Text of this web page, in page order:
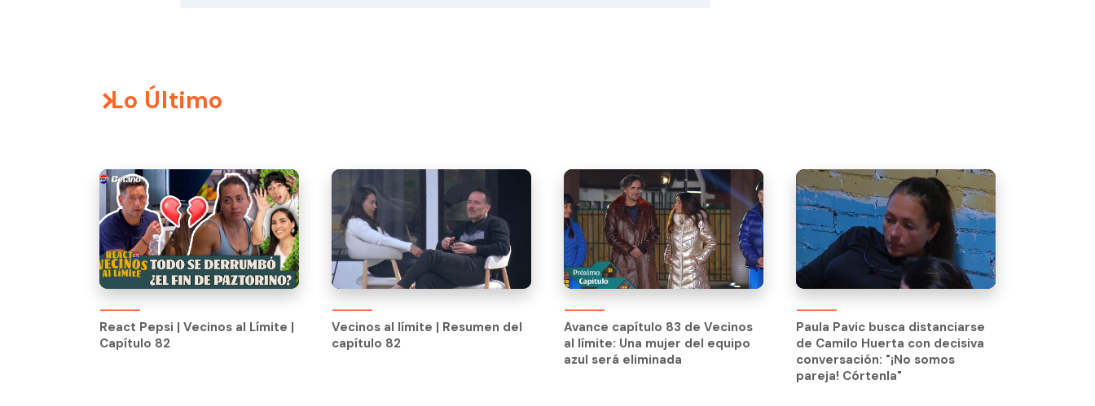
Lo Último
React Pepsi | Vecinos al Límite |
Capítulo 82
React Pepsi | Vecinos al Límite |
Capítulo 82
Vecinos al límite | Resumen del
capítulo 82
Vecinos al límite | Resumen del
capítulo 82
Avance capítulo 83 de Vecinos
al límite: Una mujer del equipo
azul será eliminada
Avance capítulo 83 de Vecinos
al límite: Una mujer del equipo
azul será eliminada
Paula Pavic busca distanciarse
de Camilo Huerta con decisiva
conversación: "¡No somos
pareja! Córtenla"
Paula Pavic busca distanciarse
de Camilo Huerta con decisiva
conversación: "¡No somos
pareja! Córtenla"